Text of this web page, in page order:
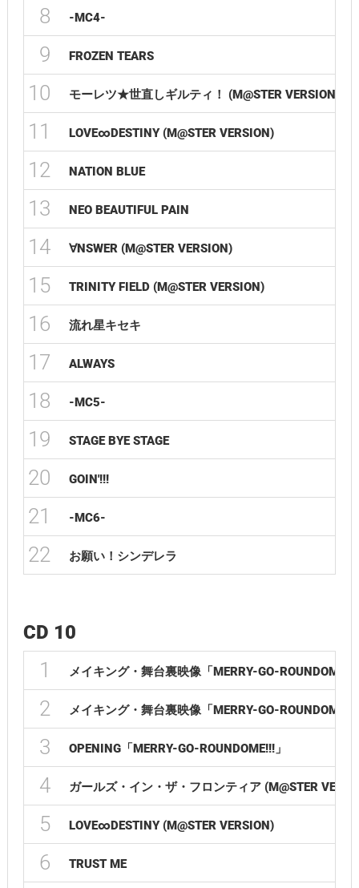
8 -MC4-
9 FROZEN TEARS
10 モーレツ★世直しギルティ！ (M@STER VERSION)
11 LOVE∞DESTINY (M@STER VERSION)
12 NATION BLUE
13 NEO BEAUTIFUL PAIN
14 ∀NSWER (M@STER VERSION)
15 TRINITY FIELD (M@STER VERSION)
16 流れ星キセキ
17 ALWAYS
18 -MC5-
19 STAGE BYE STAGE
20 GOIN'!!!
21 -MC6-
22 お願い！シンデレラ
CD 10
1 メイキング・舞台裏映像「MERRY-GO-
2 メイキング・舞台裏映像「MERRY-GO-
3 OPENING「MERRY-GO-ROUNDOME!!!」
4 ガールズ・イン・ザ・フロンティア (M@STER
5 LOVE∞DESTINY (M@STER VERSION)
6 TRUST ME